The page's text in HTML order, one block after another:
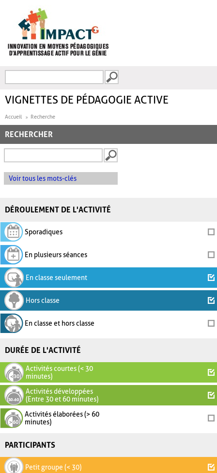
FORMULAIRE DE
VIGNETTES DE PÉDAGOGIE ACTIVE
Accueil Recherche
RECHERCHER
Voir tous les mots-clés
DÉROULEMENT DE L'ACTIVITÉ
Sporadiques
En plusieurs séances
En classe seulement
Hors classe
En classe et hors classe
DURÉE DE L'ACTIVITÉ
Activités courtes (< 30
minutes)
Activités développées
(Entre 30 et 60 minutes)
Activités élaborées (> 60
minutes)
PARTICIPANTS
Petit groupe (< 30)